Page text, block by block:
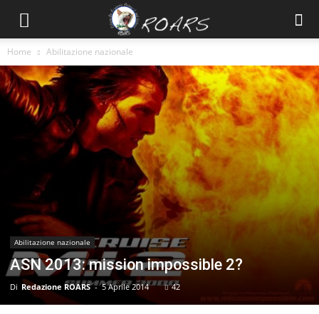
Home Abilitazione nazionale
Abilitazione nazionale
ASN 2013: mission impossible 2?
Di Redazione ROARS - 5 Aprile 2014 42